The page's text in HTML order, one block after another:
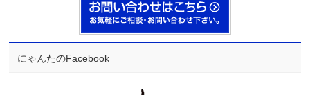
にゃんたのFacebook